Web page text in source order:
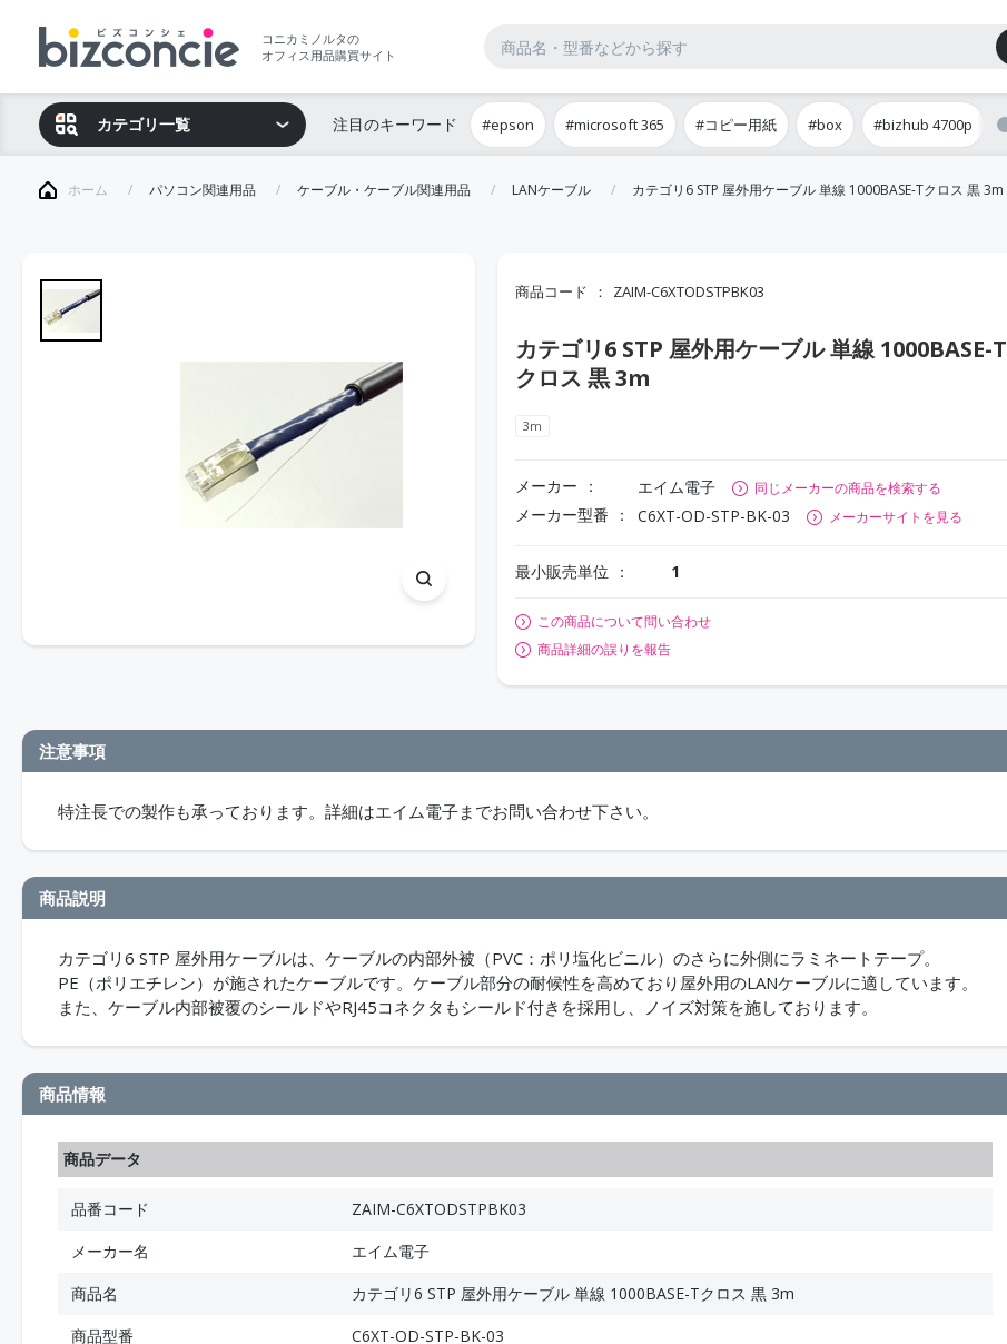
コニカミノルタの
オフィス用品購買サイト
カテゴリ一覧 注目のキーワード #epson #microsoft 365 #コピー用紙 #box #bizhub 4700p
ホーム パソコン関連用品 ケーブル・ケーブル関連用品 LANケーブル カテゴリ6 STP 屋外用ケーブル 単線 1000BASE-Tクロス 黒 3m
商品コード ZAIM-C6XTODSTPBK03
カテゴリ6 STP 屋外用ケーブル 単線 1000BASE-T
クロス 黒 3m
3m
メーカー エイム電子 同じメーカーの商品を検索する
メーカー型番 C6XT-OD-STP-BK-03 メーカーサイトを見る
最小販売単位 1
この商品について問い合わせ
商品詳細の誤りを報告
注意事項
特注長での製作も承っております。詳細はエイム電子までお問い合わせ下さい。
商品説明
カテゴリ6 STP 屋外用ケーブルは、ケーブルの内部外被（PVC：ポリ塩化ビニル）のさらに外側にラミネートテープ。
PE（ポリエチレン）が施されたケーブルです。ケーブル部分の耐候性を高めており屋外用のLANケーブルに適しています。
また、ケーブル内部被覆のシールドやRJ45コネクタもシールド付きを採用し、ノイズ対策を施しております。
商品情報
商品データ
品番コード
ZAIM-C6XTODSTPBK03
メーカー名
エイム電子
商品名
カテゴリ6 STP 屋外用ケーブル 単線 1000BASE-Tクロス 黒 3m
商品型番
C6XT-OD-STP-BK-03